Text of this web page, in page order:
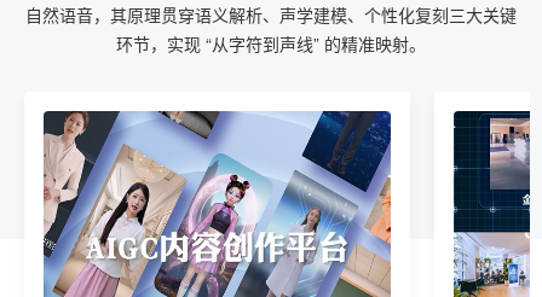
自然语音，其原理贯穿语义解析、声学建模、个性化复刻三大关键
环节，实现 “从字符到声线” 的精准映射。